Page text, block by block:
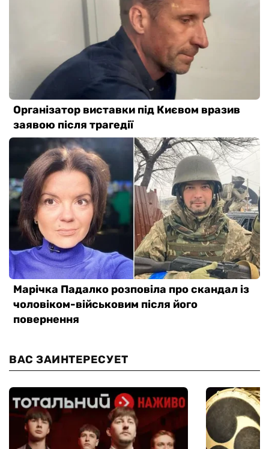
ВАС ЗАИНТЕРЕСУЕТ